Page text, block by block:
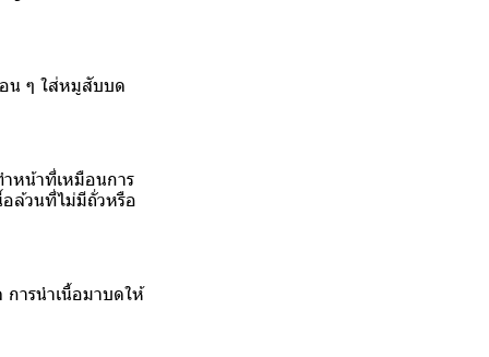
น ๆ ใส่หมูสับบด
หน้าที่เหมือนการ
อล้วนที่ไม่มีถั่วหรือ
การนำเนื้อมาบดให้